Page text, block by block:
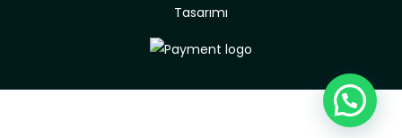
Tasarımı